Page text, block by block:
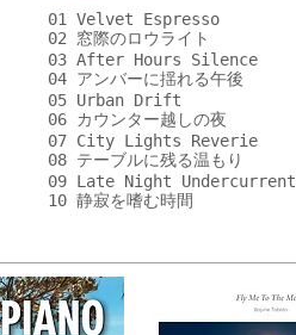
01 Velvet Espresso
02 窓際のロウライト
03 After Hours Silence
04 アンバーに揺れる午後
05 Urban Drift
06 カウンター越しの夜
07 City Lights Reverie
08 テーブルに残る温もり
09 Late Night Undercurrent
10 静寂を嗜む時間